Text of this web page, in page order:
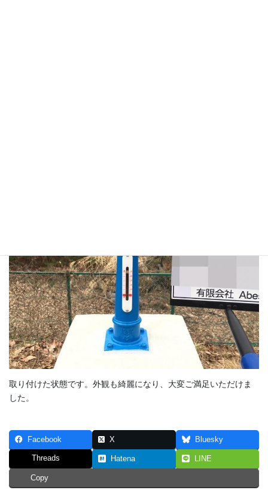
取り付けた状態です。外観も綺麗になり、大変ご満足いただけま
した。
Facebook X Bluesky
Threads Hatena LINE
Copy